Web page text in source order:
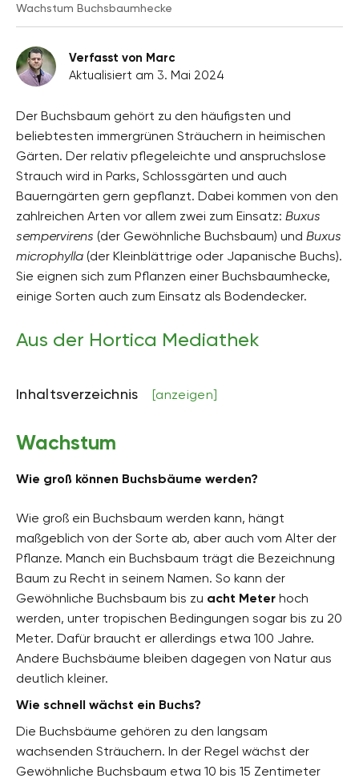
Wachstum Buchsbaumhecke
Verfasst von Marc
Aktualisiert am 3. Mai 2024
Der Buchsbaum gehört zu den häufigsten und
beliebtesten immergrünen Sträuchern in heimischen
Gärten. Der relativ pflegeleichte und anspruchslose
Strauch wird in Parks, Schlossgärten und auch
Bauerngärten gern gepflanzt. Dabei kommen von den
zahlreichen Arten vor allem zwei zum Einsatz: Buxus
sempervirens (der Gewöhnliche Buchsbaum) und Buxus
microphylla (der Kleinblättrige oder Japanische Buchs).
Sie eignen sich zum Pflanzen einer Buchsbaumhecke,
einige Sorten auch zum Einsatz als Bodendecker.
Aus der Hortica Mediathek
Inhaltsverzeichnis [anzeigen]
Wachstum
Wie groß können Buchsbäume werden?
Wie groß ein Buchsbaum werden kann, hängt
maßgeblich von der Sorte ab, aber auch vom Alter der
Pflanze. Manch ein Buchsbaum trägt die Bezeichnung
Baum zu Recht in seinem Namen. So kann der
Gewöhnliche Buchsbaum bis zu acht Meter hoch
werden, unter tropischen Bedingungen sogar bis zu 20
Meter. Dafür braucht er allerdings etwa 100 Jahre.
Andere Buchsbäume bleiben dagegen von Natur aus
deutlich kleiner.
Wie schnell wächst ein Buchs?
Die Buchsbäume gehören zu den langsam
wachsenden Sträuchern. In der Regel wächst der
Gewöhnliche Buchsbaum etwa 10 bis 15 Zentimeter